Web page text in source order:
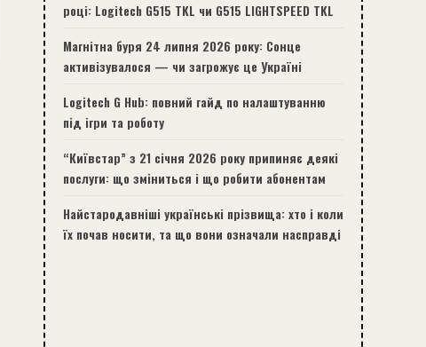
році: Logitech G515 TKL чи G515 LIGHTSPEED TKL
Магнітна буря 24 липня 2026 року: Сонце
активізувалося — чи загрожує це Україні
Logitech G Hub: повний гайд по налаштуванню
під ігри та роботу
“Київстар” з 21 січня 2026 року припиняє деякі
послуги: що зміниться і що робити абонентам
Найстародавніші українські прізвища: хто і коли
їх почав носити, та що вони означали насправді